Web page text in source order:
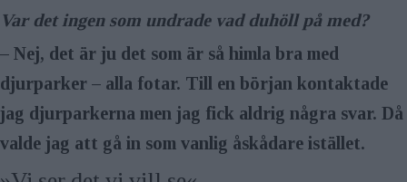
Var det ingen som undrade vad duhöll på med?
– Nej, det är ju det som är så himla bra med
djurparker – alla fotar. Till en början kontaktade
jag djurparkerna men jag fick aldrig några svar. Då
valde jag att gå in som vanlig åskådare istället.